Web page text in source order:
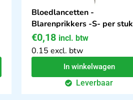
Bloedlancetten -
Blarenprikkers -S- per stuk
€0,18 incl. btw
0.15 excl. btw
In winkelwagen
Leverbaar